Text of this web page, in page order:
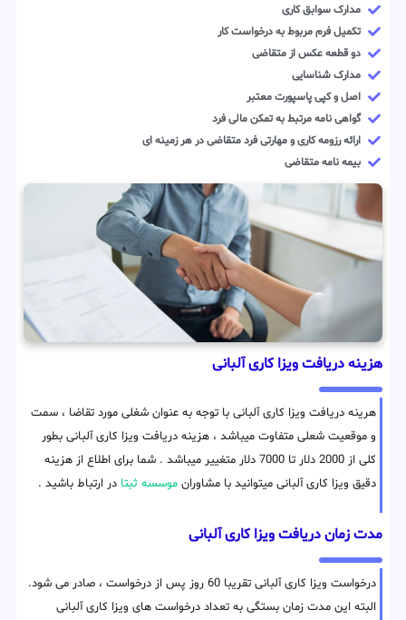
مدارک سوابق کاری
تکمیل فرم مربوط به درخواست کار
دو قطعه عکس از متقاضی
مدارک شناسایی
اصل و کپی پاسپورت معتبر
گواهی نامه مرتبط به تمکن مالی فرد
ارائه رزومه کاری و مهارتی فرد متقاضی در هر زمینه ای
بیمه نامه متقاضی
هزینه دریافت ویزا کاری آلبانی
هرینه دریافت ویزا کاری آلبانی با توجه به عنوان شغلی مورد تقاضا ، سمت
و موقعیت شعلی متفاوت میباشد ، هزینه دریافت ویزا کاری آلبانی بطور
کلی از 2000 دلار تا 7000 دلار متغییر میباشد . شما برای اطلاع از هزینه
دقیق ویزا کاری آلبانی میتوانید با مشاوران موسسه ثبتا در ارتباط باشید .
مدت زمان دریافت ویزا کاری آلبانی
درخواست ویزا کاری آلبانی تقریبا 60 روز پس از درخواست ، صادر می شود.
البته این مدت زمان بستگی به تعداد درخواست های ویزا کاری آلبانی